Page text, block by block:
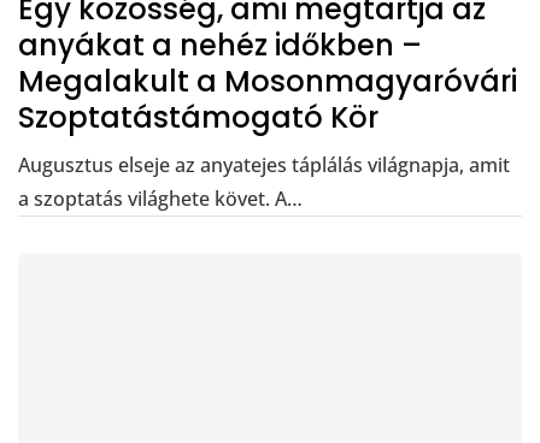
Egy közösség, ami megtartja az
anyákat a nehéz időkben –
Megalakult a Mosonmagyaróvári
Szoptatástámogató Kör
Augusztus elseje az anyatejes táplálás világnapja, amit
a szoptatás világhete követ. A…